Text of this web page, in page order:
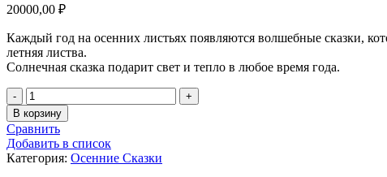
20000,00 ₽
Каждый год на осенних листьях появляются волшебные сказки,
летняя листва.
Солнечная сказка подарит свет и тепло в любое время года.
Количество
товара
Осенняя
Сказка
-
4
В корзину
Сравнить
Добавить в список
Категория: Осенние Сказки